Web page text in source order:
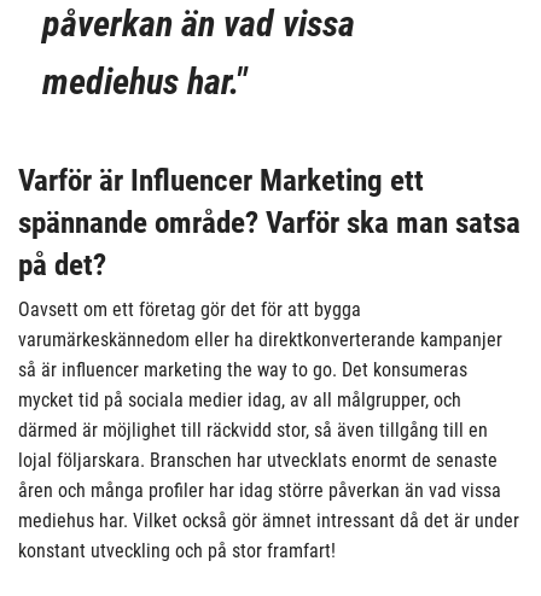
påverkan än vad vissa
mediehus har."
Varför är Influencer Marketing ett
spännande område? Varför ska man satsa
på det?
Oavsett om ett företag gör det för att bygga
varumärkeskännedom eller ha direktkonverterande kampanjer
så är influencer marketing the way to go. Det konsumeras
mycket tid på sociala medier idag, av all målgrupper, och
därmed är möjlighet till räckvidd stor, så även tillgång till en
lojal följarskara. Branschen har utvecklats enormt de senaste
åren och många profiler har idag större påverkan än vad vissa
mediehus har. Vilket också gör ämnet intressant då det är under
konstant utveckling och på stor framfart!